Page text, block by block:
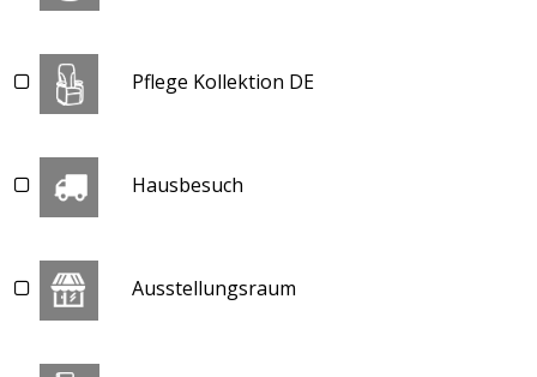
Pflege Kollektion DE
Hausbesuch
Ausstellungsraum